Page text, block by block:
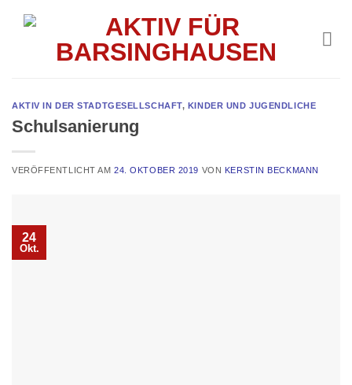
AKTIV IN DER STADTGESELLSCHAFT, KINDER UND JUGENDLICHE
Schulsanierung
VERÖFFENTLICHT AM24. OKTOBER 2019 VON KERSTIN BECKMANN
24
Okt.